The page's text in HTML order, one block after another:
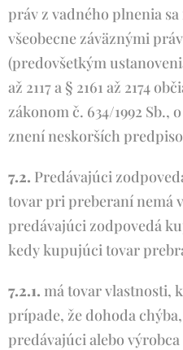
práv z vadného plnenia
všeobecne záväznými
(predovšetkým
až 2117 a § 2161 až 2174
zákonom č. 634/1992 Sb.,
znení neskorších
7.2. Predávajúci
tovar pri preberaní nemá
predávajúci zodpovedá
kedy kupujúci tovar
7.2.1. má tovar vlastnosti,
prípade, že dohoda
predávajúci alebo